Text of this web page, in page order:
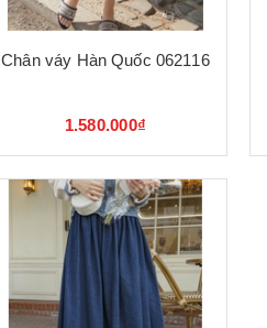
Chân váy Hàn Quốc 062116
1.580.000₫